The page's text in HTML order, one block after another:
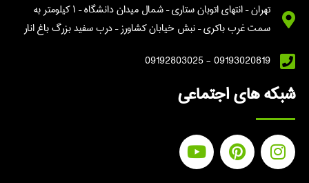
تهران – انتهای اتوبان ستاری – شمال میدان دانشگاه – ۱ کیلومتر به
سمت غرب باکری – نبش خیابان کشاورز – درب سفید بزرگ باغ انار
09193020819 - 09192803025
شبکه های اجتماعی